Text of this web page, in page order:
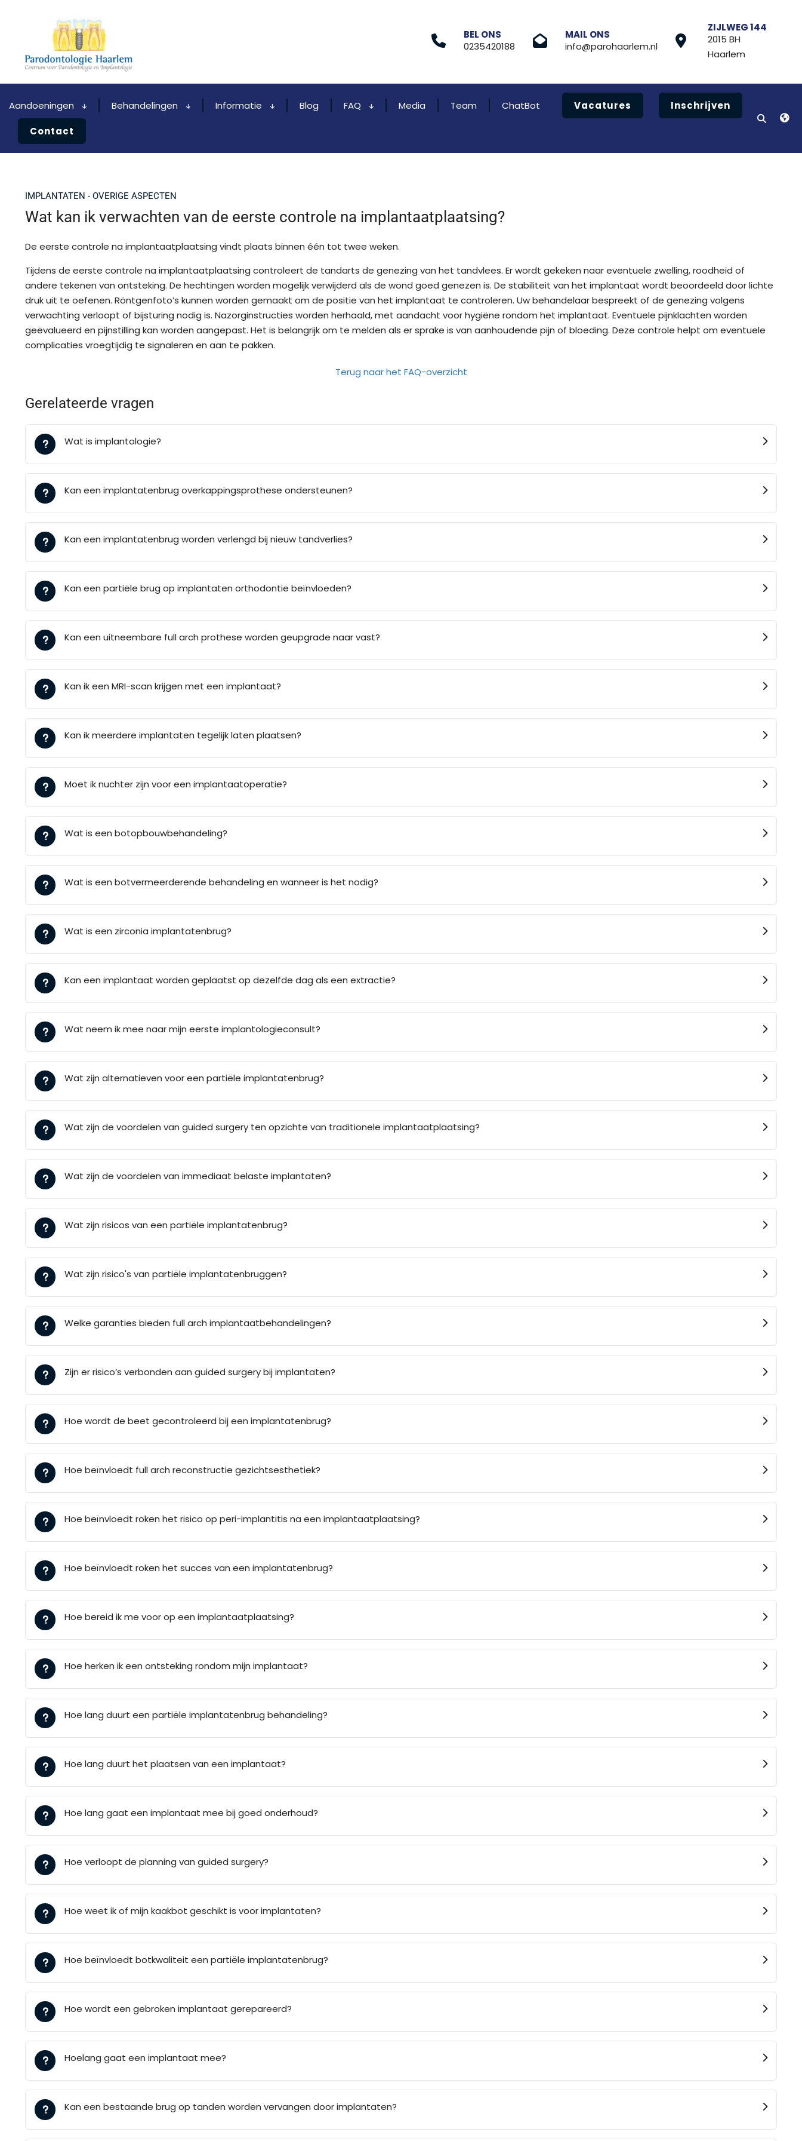
BEL ONS
0235420188
MAIL ONS
info@parohaarlem.nl
ZIJLWEG 144
2015 BH
Haarlem
Aandoeningen Behandelingen Informatie Blog FAQ Media Team ChatBot Vacatures Inschrijven
Contact
IMPLANTATEN - OVERIGE ASPECTEN
Wat kan ik verwachten van de eerste controle na implantaatplaatsing?
De eerste controle na implantaatplaatsing vindt plaats binnen één tot twee weken.
Tijdens de eerste controle na implantaatplaatsing controleert de tandarts de genezing van het tandvlees. Er wordt gekeken naar eventuele zwelling, roodheid of
andere tekenen van ontsteking. De hechtingen worden mogelijk verwijderd als de wond goed genezen is. De stabiliteit van het implantaat wordt beoordeeld door lichte
druk uit te oefenen. Röntgenfoto’s kunnen worden gemaakt om de positie van het implantaat te controleren. Uw behandelaar bespreekt of de genezing volgens
verwachting verloopt of bijsturing nodig is. Nazorginstructies worden herhaald, met aandacht voor hygiëne rondom het implantaat. Eventuele pijnklachten worden
geëvalueerd en pijnstilling kan worden aangepast. Het is belangrijk om te melden als er sprake is van aanhoudende pijn of bloeding. Deze controle helpt om eventuele
complicaties vroegtijdig te signaleren en aan te pakken.
Terug naar het FAQ-overzicht
Gerelateerde vragen
Wat is implantologie?
Kan een implantatenbrug overkappingsprothese ondersteunen?
Kan een implantatenbrug worden verlengd bij nieuw tandverlies?
Kan een partiële brug op implantaten orthodontie beïnvloeden?
Kan een uitneembare full arch prothese worden geupgrade naar vast?
Kan ik een MRI-scan krijgen met een implantaat?
Kan ik meerdere implantaten tegelijk laten plaatsen?
Moet ik nuchter zijn voor een implantaatoperatie?
Wat is een botopbouwbehandeling?
Wat is een botvermeerderende behandeling en wanneer is het nodig?
Wat is een zirconia implantatenbrug?
Kan een implantaat worden geplaatst op dezelfde dag als een extractie?
Wat neem ik mee naar mijn eerste implantologieconsult?
Wat zijn alternatieven voor een partiële implantatenbrug?
Wat zijn de voordelen van guided surgery ten opzichte van traditionele implantaatplaatsing?
Wat zijn de voordelen van immediaat belaste implantaten?
Wat zijn risicos van een partiële implantatenbrug?
Wat zijn risico's van partiële implantatenbruggen?
Welke garanties bieden full arch implantaatbehandelingen?
Zijn er risico’s verbonden aan guided surgery bij implantaten?
Hoe wordt de beet gecontroleerd bij een implantatenbrug?
Hoe beïnvloedt full arch reconstructie gezichtsesthetiek?
Hoe beïnvloedt roken het risico op peri-implantitis na een implantaatplaatsing?
Hoe beïnvloedt roken het succes van een implantatenbrug?
Hoe bereid ik me voor op een implantaatplaatsing?
Hoe herken ik een ontsteking rondom mijn implantaat?
Hoe lang duurt een partiële implantatenbrug behandeling?
Hoe lang duurt het plaatsen van een implantaat?
Hoe lang gaat een implantaat mee bij goed onderhoud?
Hoe verloopt de planning van guided surgery?
Hoe weet ik of mijn kaakbot geschikt is voor implantaten?
Hoe beïnvloedt botkwaliteit een partiële implantatenbrug?
Hoe wordt een gebroken implantaat gerepareerd?
Hoelang gaat een implantaat mee?
Kan een bestaande brug op tanden worden vervangen door implantaten?